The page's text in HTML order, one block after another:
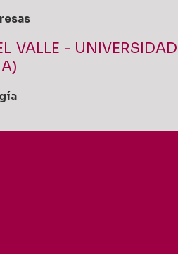
VALLE - UNIVERSIDAD